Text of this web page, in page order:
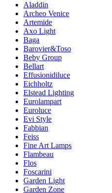
Aladdin
Archeo Venice
Artemide
Axo Light
Baga
Barovier&Toso
Beby Group
Bellart
Effusionidiluce
Eichholtz
Elstead Lighting
Eurolampart
Euroluce
Evi Style
Fabbian
Feiss
Fine Art Lamps
Flambeau
Flos
Foscarini
Garden Light
Garden Zone